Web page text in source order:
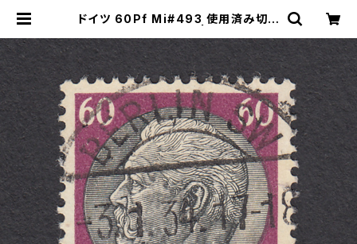
ドイツ 60Pf Mi#493 使用済み切手
プのネットショップ | Young Stamp